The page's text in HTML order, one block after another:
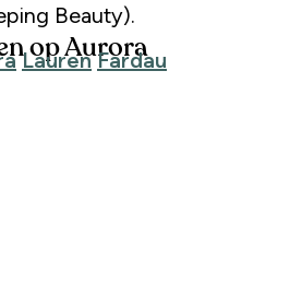
Beauty).
op Aurora
Lauren Fardau